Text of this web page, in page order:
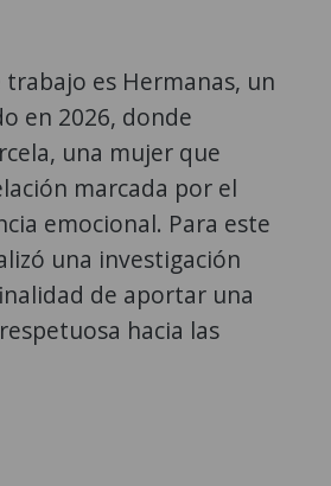
trabajo es Hermanas, un
en 2026, donde
una mujer que
marcada por el
emocional. Para este
una investigación
de aportar una
hacia las